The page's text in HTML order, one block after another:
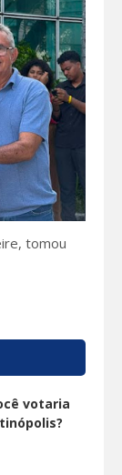
tomou
votaria